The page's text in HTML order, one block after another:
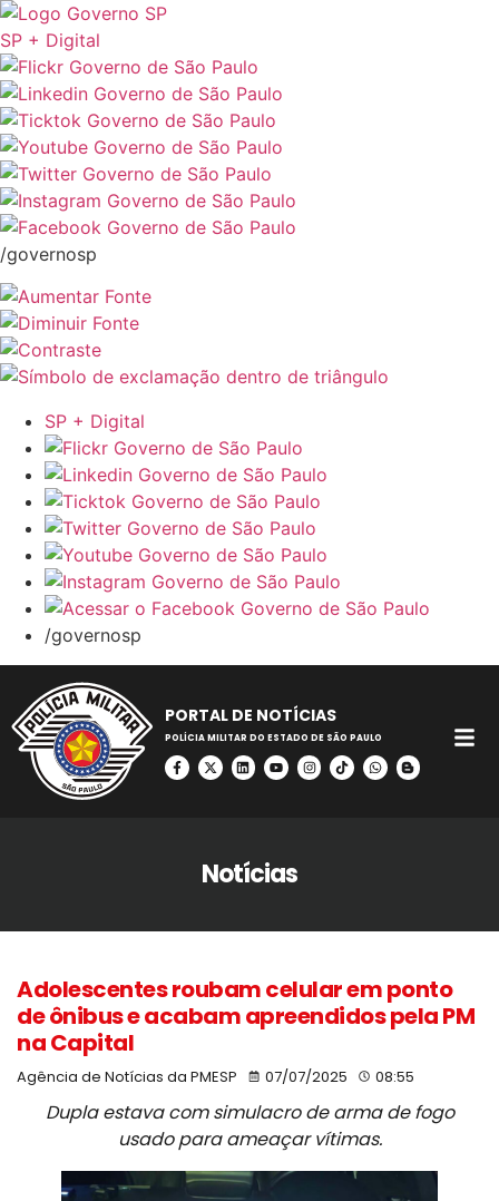
SP + Digital
/governosp
SP + Digital
/governosp
PORTAL DE NOTÍCIAS
POLÍCIA MILITAR DO ESTADO DE SÃO PAULO
Notícias
Adolescentes roubam celular em ponto
de ônibus e acabam apreendidos pela PM
na Capital
Agência de Notícias da PMESP 07/07/2025 08:55
Dupla estava com simulacro de arma de fogo
usado para ameaçar vítimas.